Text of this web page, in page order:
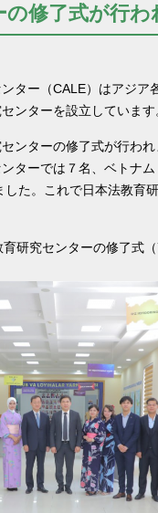
の修了式が行
ター（CALE）はアジア
ンターを設立しています
ンターの修了式が行わ
ターでは７名、ベトナ
た。これで日本法教育
研究センターの修了式